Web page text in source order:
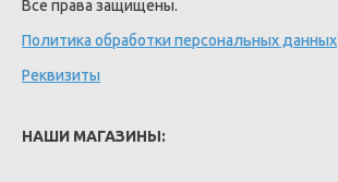
Все права защищены.
Политика обработки персональных данных
Реквизиты
НАШИ МАГАЗИНЫ: